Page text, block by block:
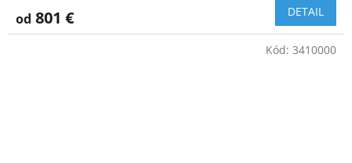
od 801 € DETAIL
Kód: 3410000